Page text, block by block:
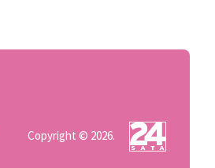
Copyright © 2026.